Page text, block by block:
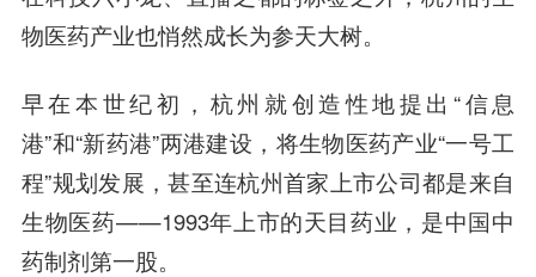
物医药产业也悄然成长为参天大树。
早在本世纪初，杭州就创造性地提出“信息
港”和“新药港”两港建设，将生物医药产业“一号工
程”规划发展，甚至连杭州首家上市公司都是来自
生物医药——1993年上市的天目药业，是中国中
药制剂第一股。